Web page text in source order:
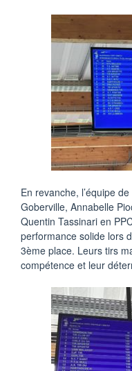
En revanche, l’équipe
Goberville, Annabelle
Quentin Tassinari en
performance solide lors
3ème place. Leurs tirs
compétence et leur